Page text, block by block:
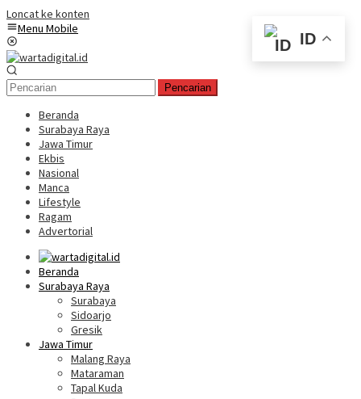
Loncat ke konten
Menu Mobile
Pencarian
Beranda
Surabaya Raya
Jawa Timur
Ekbis
Nasional
Manca
Lifestyle
Ragam
Advertorial
Beranda
Surabaya Raya
Surabaya
Sidoarjo
Gresik
Jawa Timur
Malang Raya
Mataraman
Tapal Kuda
ID